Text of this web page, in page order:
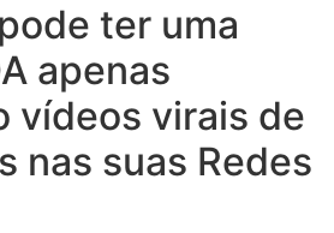
ter uma
apenas
vídeos virais de
nas suas Redes